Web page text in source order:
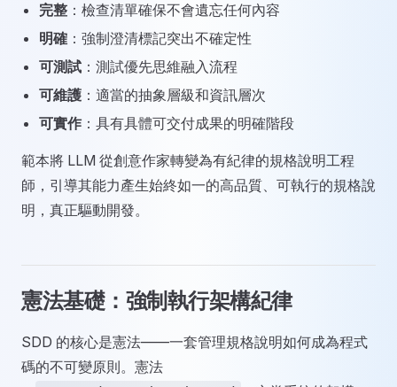
完整 ：檢查清單確保不會遺忘任何內容
明確 ：強制澄清標記突出不確定性
可測試 ：測試優先思維融入流程
可維護 ：適當的抽象層級和資訊層次
可實作 ：具有具體可交付成果的明確階段
範本將 LLM 從創意作家轉變為有紀律的規格說明工程
師，引導其能力產生始終如一的高品質、可執行的規格說
明，真正驅動開發。
憲法基礎：強制執行架構紀律
SDD 的核心是憲法——一套管理規格說明如何成為程式
碼的不可變原則。憲法